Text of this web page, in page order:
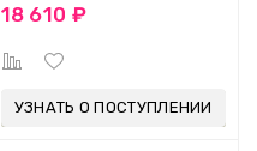
18 610 ₽
УЗНАТЬ О ПОСТУПЛЕНИИ